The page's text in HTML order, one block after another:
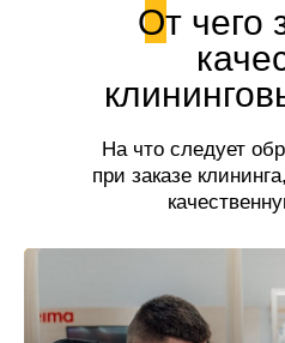
От чего
На что следует
при заказе